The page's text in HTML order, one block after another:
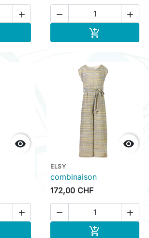
  




ELSY
combinaison
172,00 CHF
 
